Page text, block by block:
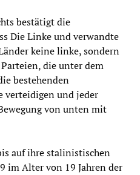
bestätigt die
Die Linke und verwandte
keine linke, sondern
die unter dem
bestehenden
verteidigen und jeder
von unten mit
auf ihre stalinistischen
im Alter von 19 Jahren der